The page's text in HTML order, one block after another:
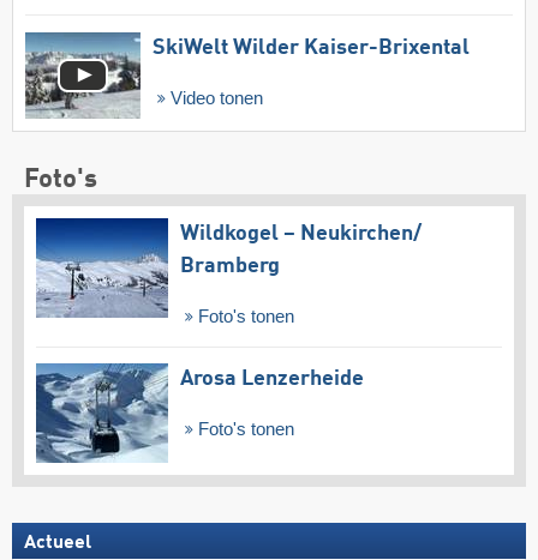
SkiWelt Wilder Kaiser-Brixental
Video tonen
Foto's
Wildkogel – Neukirchen/​
Bramberg
Foto's tonen
Arosa Lenzerheide
Foto's tonen
Actueel